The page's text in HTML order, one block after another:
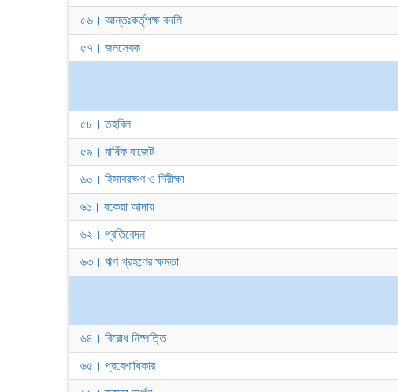
৫৬। আন্তঃকর্তৃপক্ষ বদলি
৫৭। জনসেবক
৫৮। তহবিল
৫৯। বার্ষিক বাজেট
৬০। হিসাবরক্ষণ ও নিরীক্ষা
৬১। বকেয়া আদায়
৬২। প্রতিবেদন
৬৩। ঋণ গ্রহণের ক্ষমতা
৬৪। বিরোধ নিষ্পত্তি
৬৫। প্রবেশাধিকার